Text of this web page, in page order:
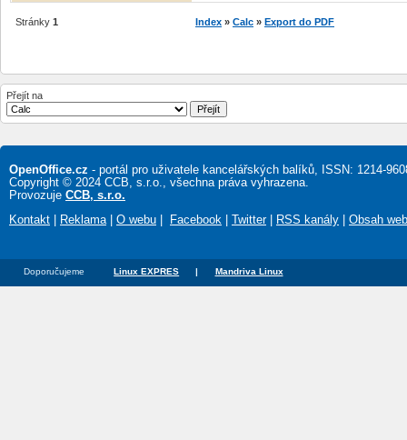
Stránky 1 Index » Calc » Export do PDF
Přejít na
OpenOffice.cz - portál pro uživatele kancelářských balíků, ISSN: 1214-
Copyright © 2024 CCB, s.r.o., všechna práva vyhrazena.
Provozuje CCB, s.r.o.
Kontakt
Reklama O webu Facebook Twitter| RSS kanály Obsah
Doporučujeme Linux EXPRES | Mandriva Linux